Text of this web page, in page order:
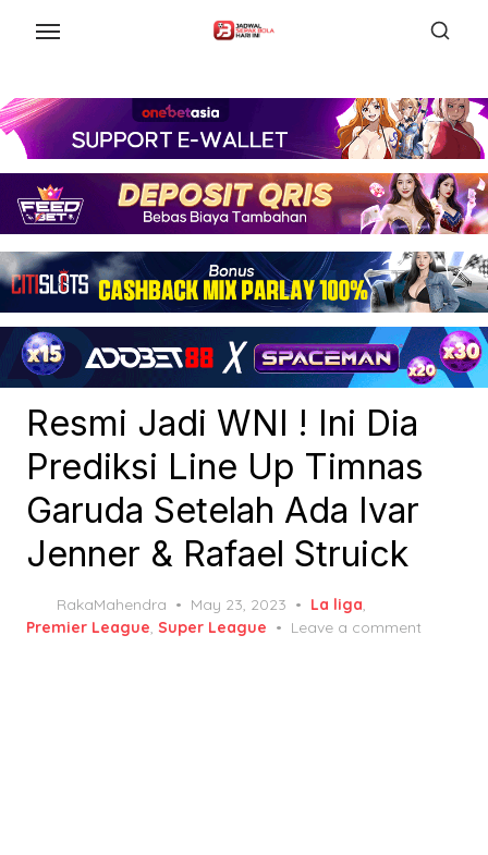
content
Resmi Jadi WNI ! Ini Dia
Prediksi Line Up Timnas
Garuda Setelah Ada Ivar
Jenner & Rafael Struick
RakaMahendra
Posted
on
May 23, 2023 La liga,
Premier League, Super League Leave a comment